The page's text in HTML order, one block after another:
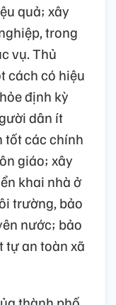
quả; xây
trong
vụ. Thủ
cách có hiệu
định kỳ
dân ít
tốt các chính
giáo; xây
khai nhà ở
trường, bảo
nước; bảo
tự an toàn xã